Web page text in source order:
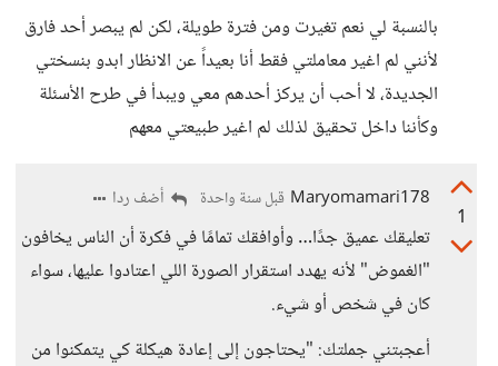
بالنسبة لي نعم تغيرت ومن فترة طويلة، لكن لم يبصر أحد فارق
لأنني لم اغير معاملتي فقط أنا بعيداً عن الانظار ابدو بنسختي
الجديدة، لا أحب أن يركز أحدهم معي ويبدأ في طرح الأسئلة
وكأننا داخل تحقيق لذلك لم اغير طبيعتي معهم
1
Maryomamari178 قبل سنة واحدة أضف ردا
تعليقك عميق جدًا… وأوافقك تمامًا في فكرة أن الناس يخافون
"الغموض" لأنه يهدد استقرار الصورة اللي اعتادوا عليها، سواء
كان في شخص أو شيء.
أعجبتني جملتك: "يحتاجون إلى إعادة هيكلة كي يتمكنوا من